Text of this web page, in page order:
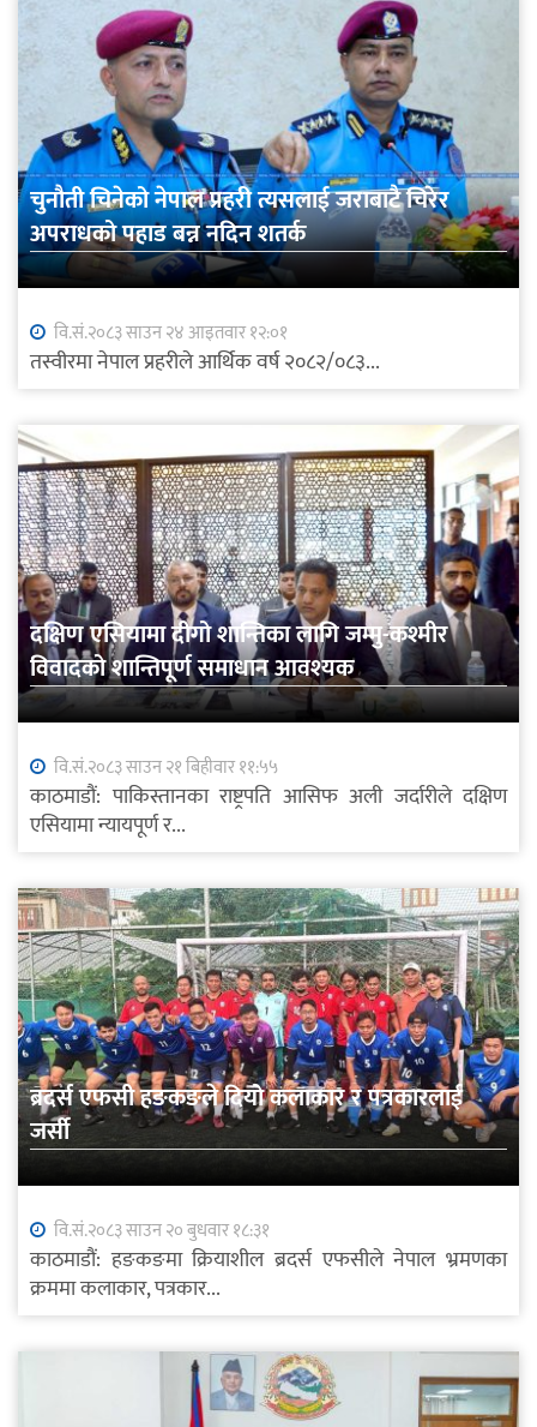
चुनौती चिनेको नेपाल प्रहरी त्यसलाई जराबाटै चिरेर
अपराधको पहाड बन्न नदिन शतर्क
वि.सं.२०८३ साउन २४ आइतवार १२:०१
तस्वीरमा नेपाल प्रहरीले आर्थिक वर्ष २०८२/०८३...
दक्षिण एसियामा दीगो शान्तिका लागि जम्मु-कश्मीर
विवादको शान्तिपूर्ण समाधान आवश्यक
वि.सं.२०८३ साउन २१ बिहीवार ११:५५
काठमाडौं: पाकिस्तानका राष्ट्रपति आसिफ अली जर्दारीले दक्षिण
एसियामा न्यायपूर्ण र...
ब्रदर्स एफसी हङकङले दियो कलाकार र पत्रकारलाई
जर्सी
वि.सं.२०८३ साउन २० बुधवार १८:३१
काठमाडौं: हङकङमा क्रियाशील ब्रदर्स एफसीले नेपाल भ्रमणका
क्रममा कलाकार, पत्रकार...